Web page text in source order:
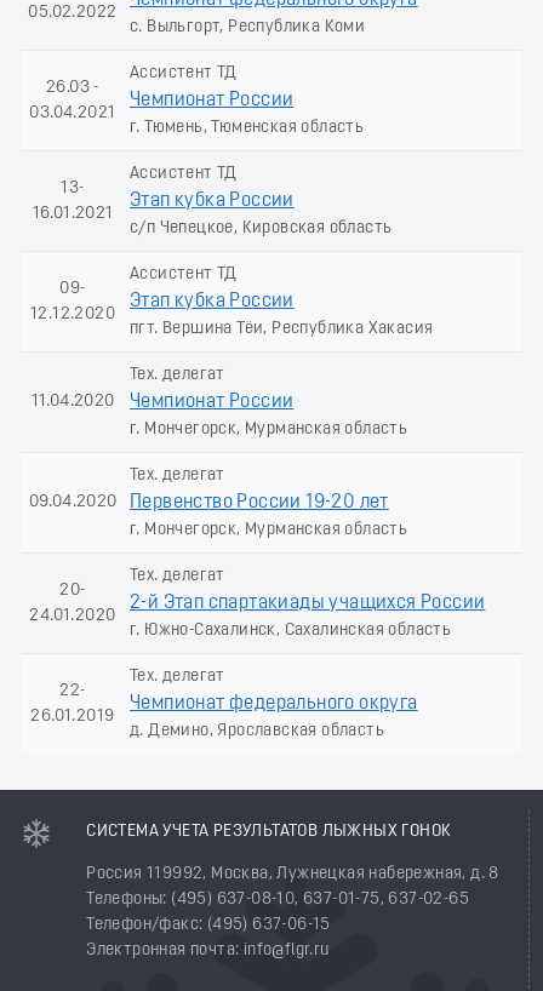
05.02.2022
с. Выльгорт, Республика Коми
26.03 -
03.04.2021
Ассистент ТД
Чемпионат России
г. Тюмень, Тюменская область
13-
16.01.2021
Ассистент ТД
Этап кубка России
с/п Чепецкое, Кировская область
09-
12.12.2020
Ассистент ТД
Этап кубка России
пгт. Вершина Тёи, Республика Хакасия
11.04.2020
Тех. делегат
Чемпионат России
г. Мончегорск, Мурманская область
09.04.2020
Тех. делегат
Первенство России 19-20 лет
г. Мончегорск, Мурманская область
20-
24.01.2020
Тех. делегат
2-й Этап спартакиады учащихся России
г. Южно-Сахалинск, Сахалинская область
22-
26.01.2019
Тех. делегат
Чемпионат федерального округа
д. Демино, Ярославская область
СИСТЕМА УЧЕТА РЕЗУЛЬТАТОВ ЛЫЖНЫХ ГОНОК
Россия 119992, Москва, Лужнецкая набережная, д. 8
Телефоны: (495) 637-08-10, 637-01-75, 637-02-65
Телефон/факс: (495) 637-06-15
Электронная почта: info@flgr.ru